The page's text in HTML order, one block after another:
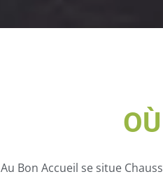
Au Bon Accueil se situe